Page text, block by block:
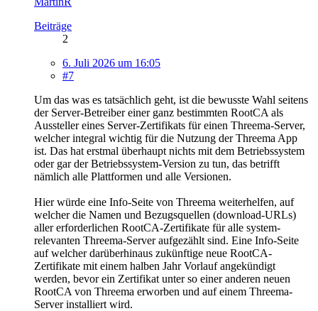
Beiträge
2
6. Juli 2026 um 16:05
#7
Um das was es tatsächlich geht, ist die bewusste Wahl seitens
der Server-Betreiber einer ganz bestimmten RootCA als
Aussteller eines Server-Zertifikats für einen Threema-Server,
welcher integral wichtig für die Nutzung der Threema App
ist. Das hat erstmal überhaupt nichts mit dem Betriebssystem
oder gar der Betriebssystem-Version zu tun, das betrifft
nämlich alle Plattformen und alle Versionen.
Hier würde eine Info-Seite von Threema weiterhelfen, auf
welcher die Namen und Bezugsquellen (download-URLs)
aller erforderlichen RootCA-Zertifikate für alle system-
relevanten Threema-Server aufgezählt sind. Eine Info-Seite
auf welcher darüberhinaus zukünftige neue RootCA-
Zertifikate mit einem halben Jahr Vorlauf angekündigt
werden, bevor ein Zertifikat unter so einer anderen neuen
RootCA von Threema erworben und auf einem Threema-
Server installiert wird.